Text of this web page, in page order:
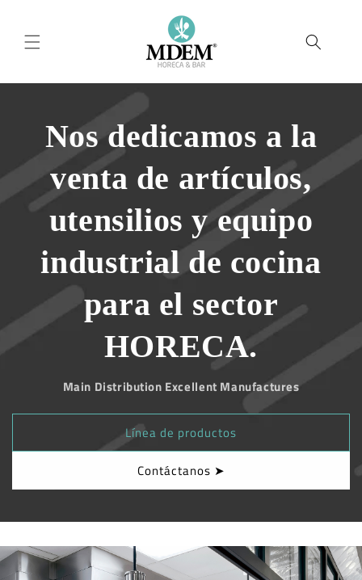
al contenido
Nos dedicamos a la
venta de artículos,
utensilios y equipo
industrial de cocina
para el sector
HORECA.
Main Distribution Excellent Manufactures
Línea de productos
Contáctanos ➤